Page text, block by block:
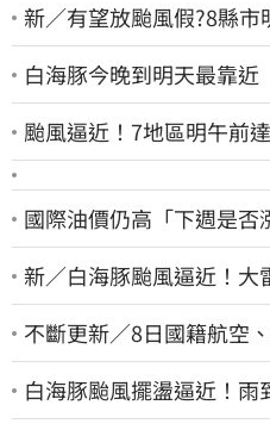
新／有望放颱風假?8縣
白海豚今晚到明天最靠
颱風逼近！7地區明午前
國際油價仍高「下週是否
新／白海豚颱風逼近！大
不斷更新／8日國籍航空
白海豚颱風擺盪逼近！雨